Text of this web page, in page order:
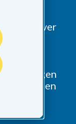
över
betalningen